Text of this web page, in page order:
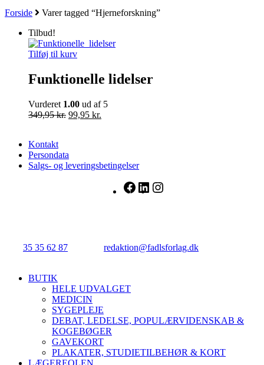
Forside
Varer tagged “Hjerneforskning”
Tilbud!
Tilføj til kurv
Funktionelle lidelser
Vurderet 1.00 ud af 5
349,95kr. Den
349,95 kr..
99,95 kr.
Kontakt
Persondata
Salgs- og leveringsbetingelser
Facebook
LinkedIn
35 35 62 87 redaktion@fadlsforlag.dk
Close
BUTIK
HELE UDVALGET
MEDICIN
SYGEPLEJE
DEBAT, LEDELSE, POPULÆRVIDENSKAB &
KOGEBØGER
GAVEKORT
PLAKATER, STUDIETILBEHØR & KORT